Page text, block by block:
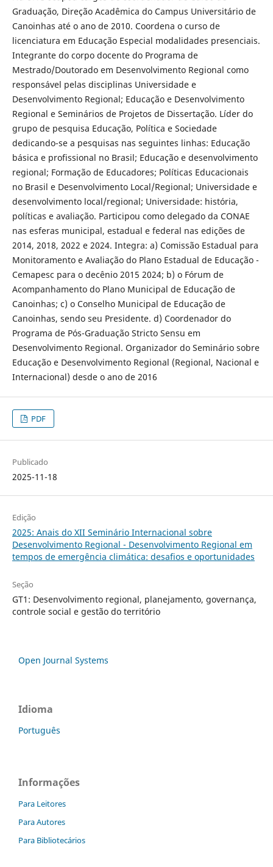
Graduação, Direção Acadêmica do Campus Universitário de
Canoinhas até o ano de 2010. Coordena o curso de
licenciatura em Educação Especial modalidades presenciais.
Integrante do corpo docente do Programa de
Mestrado/Doutorado em Desenvolvimento Regional como
responsável pelas disciplinas Universidade e
Desenvolvimento Regional; Educação e Desenvolvimento
Regional e Seminários de Projetos de Dissertação. Líder do
grupo de pesquisa Educação, Política e Sociedade
dedicando-se a pesquisas nas seguintes linhas: Educação
básica e profissional no Brasil; Educação e desenvolvimento
regional; Formação de Educadores; Políticas Educacionais
no Brasil e Desenvolvimento Local/Regional; Universidade e
desenvolvimento local/regional; Universidade: história,
políticas e avaliação. Participou como delegado da CONAE
nas esferas municipal, estadual e federal nas edições de
2014, 2018, 2022 e 2024. Integra: a) Comissão Estadual para
Monitoramento e Avaliação do Plano Estadual de Educação -
Cemapesc para o decênio 2015 2024; b) o Fórum de
Acompanhamento do Plano Municipal de Educação de
Canoinhas; c) o Conselho Municipal de Educação de
Canoinhas, sendo seu Presidente. d) Coordenador do
Programa de Pós-Graduação Stricto Sensu em
Desenvolvimento Regional. Organizador do Seminário sobre
Educação e Desenvolvimento Regional (Regional, Nacional e
Internacional) desde o ano de 2016
PDF
Publicado
2025-11-18
Edição
2025: Anais do XII Seminário Internacional sobre
Desenvolvimento Regional - Desenvolvimento Regional em
tempos de emergência climática: desafios e oportunidades
Seção
GT1: Desenvolvimento regional, planejamento, governança,
controle social e gestão do território
Open Journal Systems
Idioma
Português
Informações
Para Leitores
Para Autores
Para Bibliotecários